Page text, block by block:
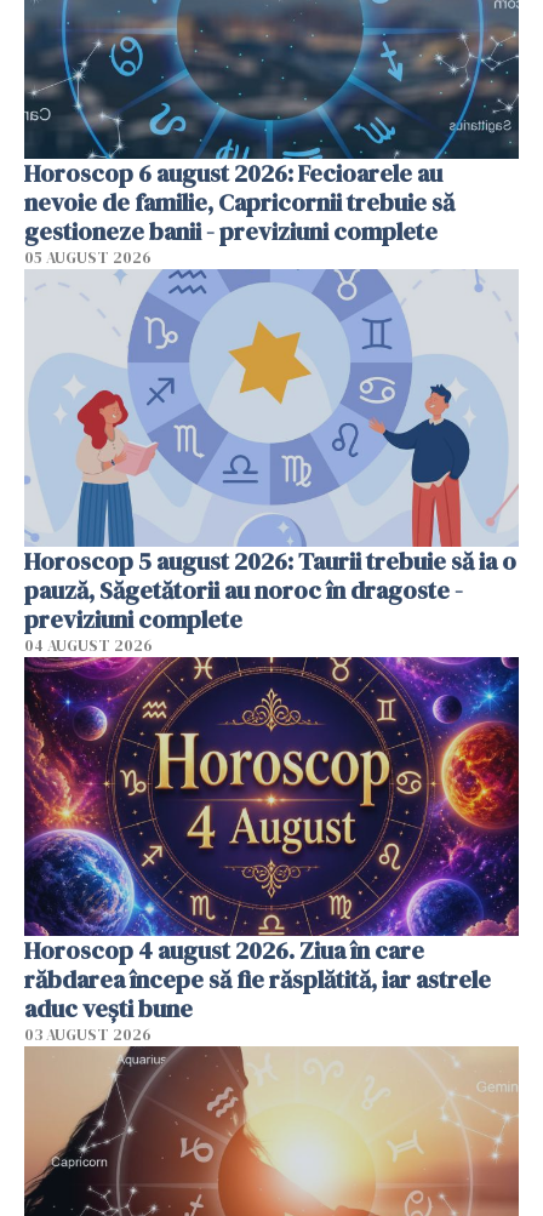
Horoscop 6 august 2026: Fecioarele au
nevoie de familie, Capricornii trebuie să
gestioneze banii - previziuni complete
05 AUGUST 2026
Horoscop 5 august 2026: Taurii trebuie să ia o
pauză, Săgetătorii au noroc în dragoste -
previziuni complete
04 AUGUST 2026
Horoscop 4 august 2026. Ziua în care
răbdarea începe să fie răsplătită, iar astrele
aduc vești bune
03 AUGUST 2026